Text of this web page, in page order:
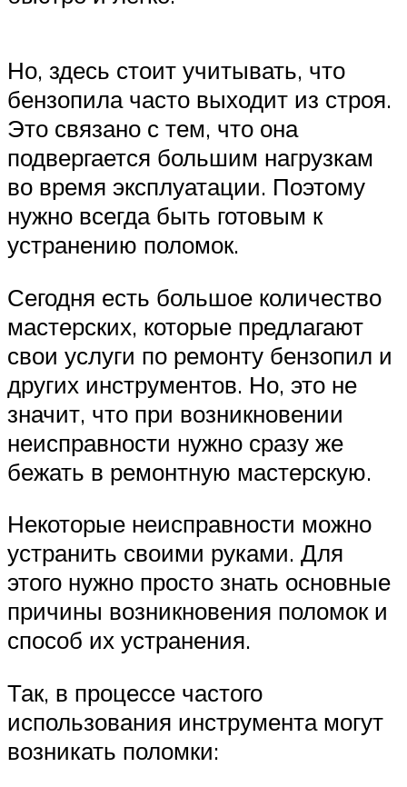
Но, здесь стоит учитывать, что
бензопила часто выходит из строя.
Это связано с тем, что она
подвергается большим нагрузкам
во время эксплуатации. Поэтому
нужно всегда быть готовым к
устранению поломок.
Сегодня есть большое количество
мастерских, которые предлагают
свои услуги по ремонту бензопил и
других инструментов. Но, это не
значит, что при возникновении
неисправности нужно сразу же
бежать в ремонтную мастерскую.
Некоторые неисправности можно
устранить своими руками. Для
этого нужно просто знать основные
причины возникновения поломок и
способ их устранения.
Так, в процессе частого
использования инструмента могут
возникать поломки: